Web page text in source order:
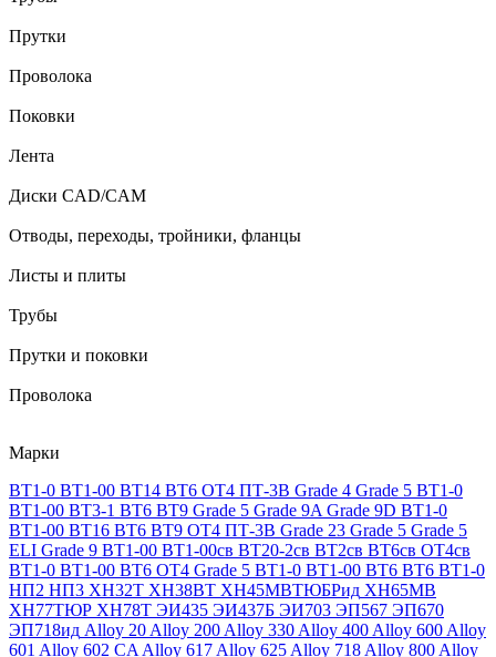
Прутки
Проволока
Поковки
Лента
Диски CAD/CAM
Отводы, переходы, тройники, фланцы
Листы и плиты
Трубы
Прутки и поковки
Проволока
Марки
ВТ1-0 ВТ1-00 ВТ14 ВТ6 ОТ4 ПТ-3В Grade 4 Grade 5 ВТ1-0
ВТ1-00 ВТ3-1 ВТ6 ВТ9 Grade 5 Grade 9A Grade 9D ВТ1-0
ВТ1-00 ВТ16 ВТ6 ВТ9 ОТ4 ПТ-3В Grade 23 Grade 5 Grade 5
ELI Grade 9 ВТ1-00 ВТ1-00св ВТ20-2св ВТ2св ВТ6св ОТ4св
ВТ1-0 ВТ1-00 ВТ6 ОТ4 Grade 5 ВТ1-0 ВТ1-00 ВТ6 ВТ6 ВТ1-0
НП2 НП3 ХН32Т ХН38ВТ ХН45МВТЮБРид ХН65МВ
ХН77ТЮР ХН78Т ЭИ435 ЭИ437Б ЭИ703 ЭП567 ЭП670
ЭП718ид Alloy 20 Alloy 200 Alloy 330 Alloy 400 Alloy 600 Alloy
601 Alloy 602 CA Alloy 617 Alloy 625 Alloy 718 Alloy 800 Alloy